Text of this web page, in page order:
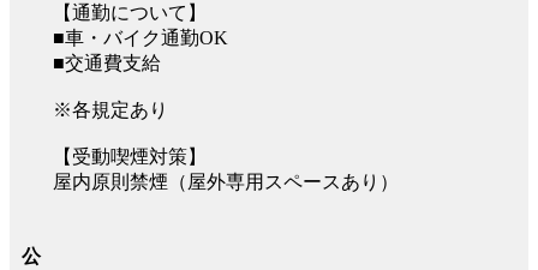
【通勤について】
■車・バイク通勤OK
■交通費支給
※各規定あり
【受動喫煙対策】
屋内原則禁煙（屋外専用スペースあり）
公